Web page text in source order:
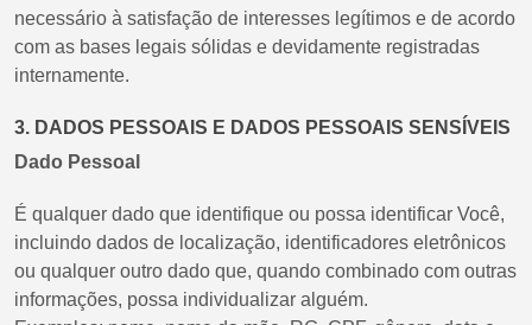
necessário à satisfação de interesses legítimos e de acordo
com as bases legais sólidas e devidamente registradas
internamente.
3. DADOS PESSOAIS E DADOS PESSOAIS SENSÍVEIS
Dado Pessoal
É qualquer dado que identifique ou possa identificar Você,
incluindo dados de localização, identificadores eletrônicos
ou qualquer outro dado que, quando combinado com outras
informações, possa individualizar alguém.